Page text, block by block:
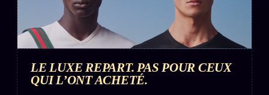
Corrections · Erratum
llms.txt
LE LUXE REPART. PAS POUR CEUX
QUI L’ONT ACHETÉ.